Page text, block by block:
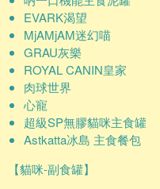
EVARK渴望
MjAMjAM迷幻喵
GRAU灰樂
ROYAL CANIN皇家
肉球世界
心寵
超級SP無膠貓咪主食罐
Astkatta冰島 主食餐包
【貓咪-副食罐】